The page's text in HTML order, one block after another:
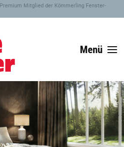
Mitglied der Kömmerling Fenster-
Menü